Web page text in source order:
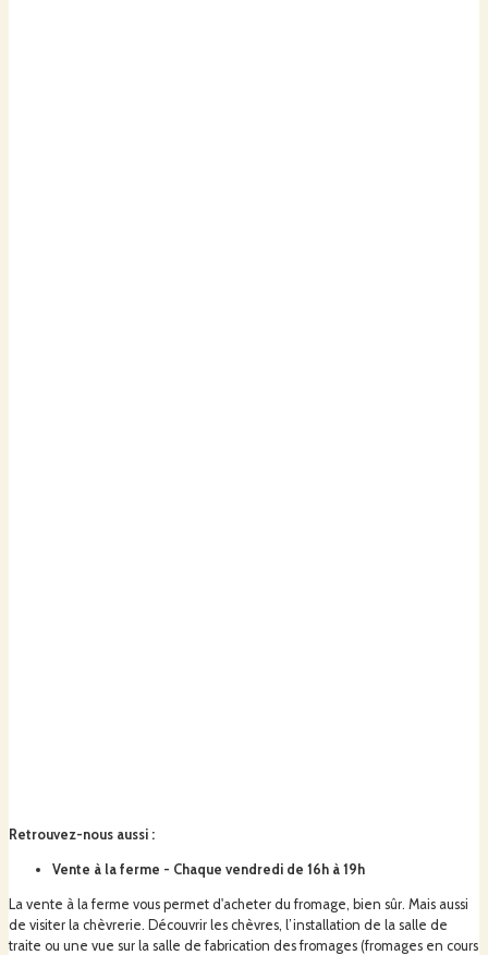
Retrouvez-nous aussi :
Vente à la ferme - Chaque vendredi de 16h à 19h
La vente à la ferme vous permet d'acheter du fromage, bien sûr. Mais aussi
de visiter la chèvrerie. Découvrir les chèvres, l’installation de la salle de
traite ou une vue sur la salle de fabrication des fromages (fromages en cours